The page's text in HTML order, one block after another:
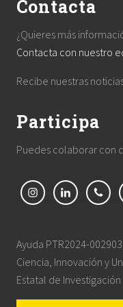
Contacta
¿Quieres más
Contacta con nuestro
Recibe nuestras
Participa
Puedes colaborar con
Ayuda PTR2024-
Ciencia, Innovación y
Estatal de Investigación